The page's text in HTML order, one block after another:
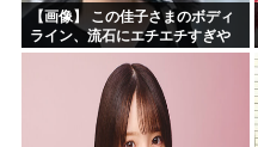
【画像】 この佳子さまのボディ
ライン、流石にエチエチすぎや
ろ！